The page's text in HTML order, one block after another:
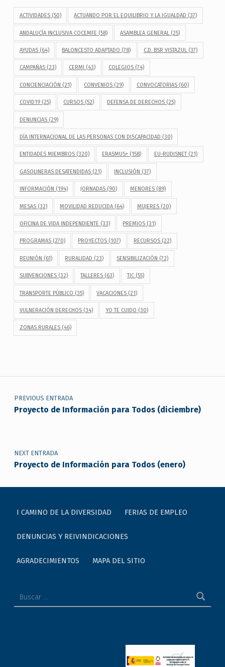
ACTIVIDADES(50) ACTUANDO POR EL EQUILIBRIO Y LA IGUALDAD (37)
ANDALUCÍA INCLUSIVA COCEMFE (58) ASAMBLEA GENERAL (25)
AYUDAS(64) BALONCESTO ADAPTADO (78) C.D. BSR VISTAZUL(37)
CAMPAÑAS(23) CERMI (43) COLEGIOS(74)
CONCIENCIACIÓN (21) CONVENIOS (29) CONVOCATORIAS(60)
COVID19(25) CURSOS (52) DEFENSA DE DERECHOS(25)
DENUNCIAS(29)
DÍA INTERNACIONAL DE LAS PERSONAS CON DISCAPACIDAD (30)
ENTIDADES MIEMBROS(320) ERASMUS+ (158) EU-RUDISNET(21)
GASOLINERAS DESATENDIDAS(21) INCLUSIÓN (37)
INFORMACIÓN (194) JORNADAS (90) MENORES(89)
MESAS(32) MOVILIDAD REDUCIDA (64) MUJERES(20)
OFICINA DE VIDA INDEPENDIENTE (33) PREMIOS (31)
PROGRAMAS(270) PROYECTOS (107) RECURSOS(22)
REUNIÓN (61) RURALIDAD (23) SENSIBILIZACIÓN (72)
SUBVENCIONES(32) TALLERES (63) TIC(55)
TRANSPORTE PÚBLICO (35) VACACIONES (21)
VULNERACIÓN DERECHOS(34) YO TE CUIDO (30)
ZONAS RURALES(46)
Navegación de entradas
PREVIOUS ENTRADA
Proyecto de Información para Todos (diciembre)
NEXT ENTRADA
Proyecto de Información para Todos (enero)
I CAMINO DE LA DIVERSIDAD FERIAS DE EMPLEO
DENUNCIAS Y REIVINDICACIONES
AGRADECIMIENTOS MAPA DEL SITIO